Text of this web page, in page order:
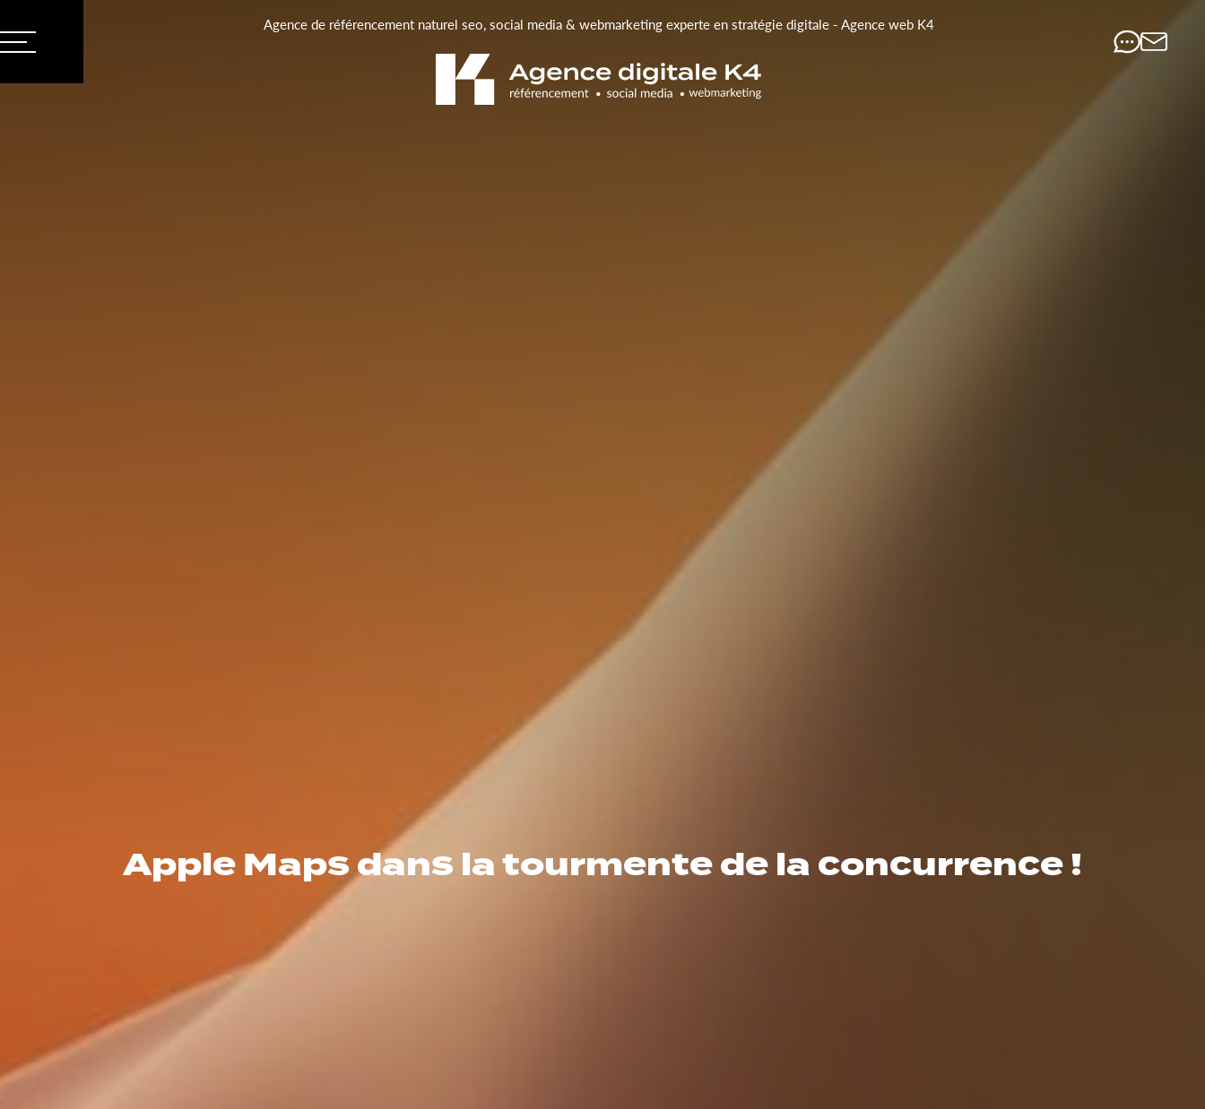
Agence de référencement naturel seo, social media & webmarketing experte en stratégie digitale - Agence web K4
Apple Maps dans la tourmente de la concurrence !